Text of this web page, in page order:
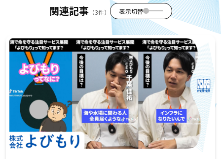
関連記事（3件） 表示切替